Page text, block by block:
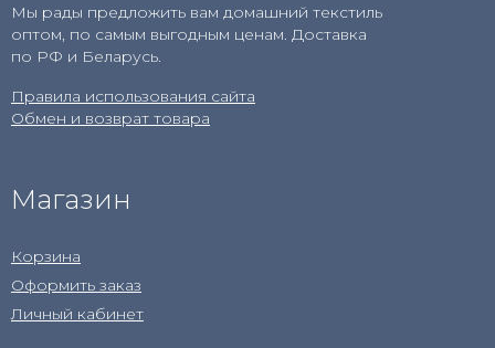
Мы рады предложить вам домашний текстиль
оптом, по самым выгодным ценам. Доставка
по РФ и Беларусь.
Правила использования сайта
Обмен и возврат товара
Магазин
Корзина
Оформить заказ
Личный кабинет